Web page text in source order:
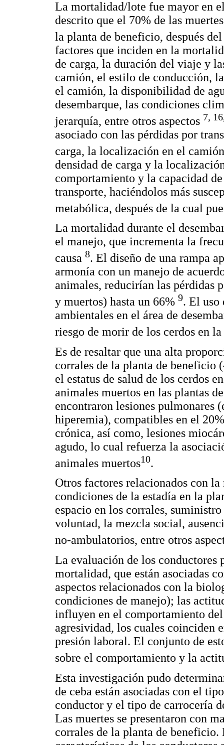
La mortalidad/lote fue mayor en
descrito que el 70% de las
la planta de beneficio, después
factores que inciden en la
de carga, la duración del viaje y
camión, el estilo de conducción,
el camión, la disponibilidad de
desembarque, las condiciones
jerarquía, entre otros aspectos 7,
asociado con las pérdidas por
carga, la localización en el
densidad de carga y la
comportamiento y la capacidad
transporte, haciéndolos más
metabólica, después de la cual
La mortalidad durante el
el manejo, que incrementa la
causa 8. El diseño de una rampa
armonía con un manejo de
animales, reducirían las pérdidas
y muertos) hasta un 66% 9. El uso
ambientales en el área de
riesgo de morir de los cerdos en
Es de resaltar que una alta
corrales de la planta de beneficio
el estatus de salud de los cerdos
animales muertos en las plantas
encontraron lesiones pulmonares
hiperemia), compatibles en el
crónica, así como, lesiones
agudo, lo cual refuerza la
animales muertos10.
Otros factores relacionados con
condiciones de la estadía en la
espacio en los corrales,
voluntad, la mezcla social,
no-ambulatorios, entre otros
La evaluación de los conductores
mortalidad, que están asociadas
aspectos relacionados con la
condiciones de manejo); las
influyen en el comportamiento
agresividad, los cuales coinciden
presión laboral. El conjunto de
sobre el comportamiento y la
Esta investigación pudo
de ceba están asociadas con el
conductor y el tipo de carrocería
Las muertes se presentaron con
corrales de la planta de